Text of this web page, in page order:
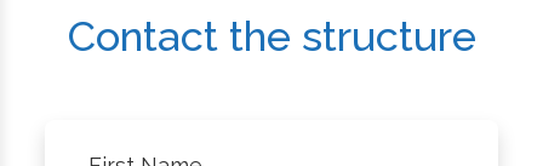
Contact the structure